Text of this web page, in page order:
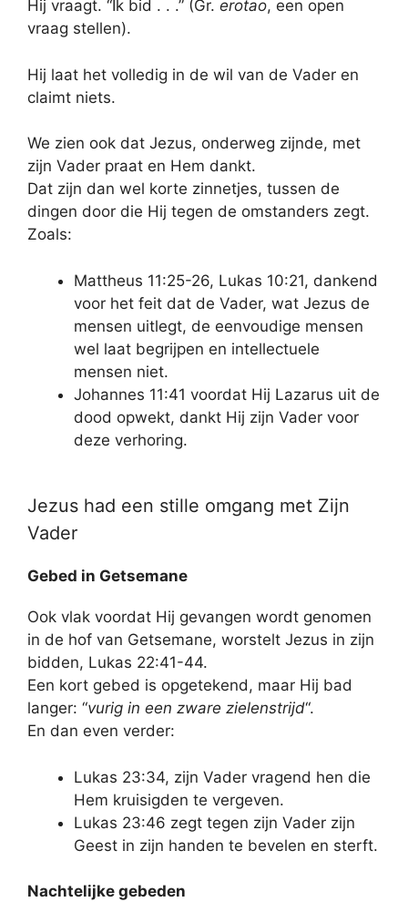
Hij vraagt. “Ik bid . . .” (Gr. erotao, een open
vraag stellen).
Hij laat het volledig in de wil van de Vader en
claimt niets.
We zien ook dat Jezus, onderweg zijnde, met
zijn Vader praat en Hem dankt.
Dat zijn dan wel korte zinnetjes, tussen de
dingen door die Hij tegen de omstanders zegt.
Zoals:
Mattheus 11:25-26, Lukas 10:21, dankend
voor het feit dat de Vader, wat Jezus de
mensen uitlegt, de eenvoudige mensen
wel laat begrijpen en intellectuele
mensen niet.
Johannes 11:41 voordat Hij Lazarus uit de
dood opwekt, dankt Hij zijn Vader voor
deze verhoring.
Jezus had een stille omgang met Zijn
Vader
Gebed in Getsemane
Ook vlak voordat Hij gevangen wordt genomen
in de hof van Getsemane, worstelt Jezus in zijn
bidden, Lukas 22:41-44.
Een kort gebed is opgetekend, maar Hij bad
langer: “vurig in een zware zielenstrijd“.
En dan even verder:
Lukas 23:34, zijn Vader vragend hen die
Hem kruisigden te vergeven.
Lukas 23:46 zegt tegen zijn Vader zijn
Geest in zijn handen te bevelen en sterft.
Nachtelijke gebeden